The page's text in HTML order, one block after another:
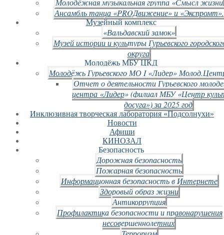
Молодёжная музыкальная группа «Смысл жизни
Ансамбль танца «PROДвижение» и «Экспромт».
Музейный комплекс
«Вальдавский замок»
Музей истории и культуры Гурьевского
округа
Молодёжь МБУ ЦКД
Молодёжь Гурьевского МО I «Лидер»
Отчет о деятельности Гурьевского
центра «Лидер» (филиал МБУ «Центр
досуга») за 2025 год
Инклюзивная творческая лаборатория «Подсолнухи»
Новости
Афиши
КИНОЗАЛ
Безопасность
Дорожная безопасность
Пожарная безопасность
Информационная безопасность в Интернете
Здоровый образ жизни
Антикоррупция
Профилактика безопасности и правонарушения
несовершеннолетних